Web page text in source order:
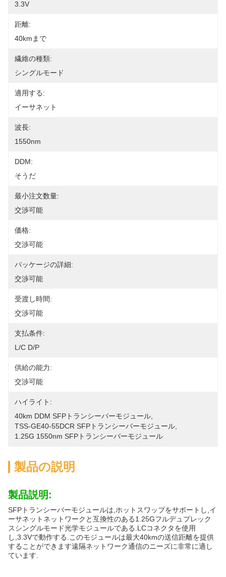
3.3V
距離:
40kmまで
繊維の種類:
シングルモード
適用する:
イーサネット
波長:
1550nm
DDM:
そうだ
最小注文数量:
交渉可能
価格:
交渉可能
パッケージの詳細:
交渉可能
受渡し時間:
交渉可能
支払条件:
L/C D/P
供給の能力:
交渉可能
ハイライト:
40km DDM SFPトランシーバーモジュール
TSS-GE40-55DCR SFPトランシーバーモジュール
1.25G 1550nm SFPトランシーバーモジュール
製品の説明
製品説明:
SFPトランシーバーモジュールは,ホットスワップをサポートし,イ
ーサネットネットワークと互換性のある1.25Gフルデュプレック
スシングルモード光学モジュールである.LCコネクタを使用
し,3.3Vで動作する.このモジュールは最大40kmの送信距離を提供
することができます遠隔ネットワーク通信のニーズに非常に適し
ています.